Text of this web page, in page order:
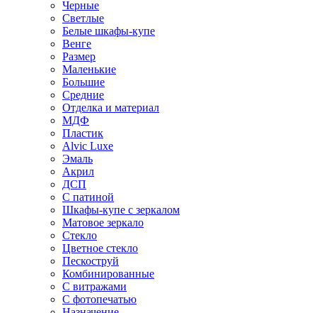
Черные
Светлые
Белые шкафы-купе
Венге
Размер
Маленькие
Большие
Средние
Отделка и материал
МДФ
Пластик
Alvic Luxe
Эмаль
Акрил
ДСП
С патиной
Шкафы-купе с зеркалом
Матовое зеркало
Стекло
Цветное стекло
Пескоструй
Комбинированные
С витражами
С фотопечатью